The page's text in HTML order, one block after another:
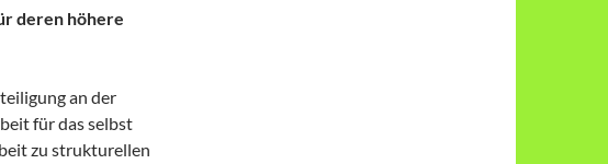
deren höhere
an der
für das selbst
zu strukturellen